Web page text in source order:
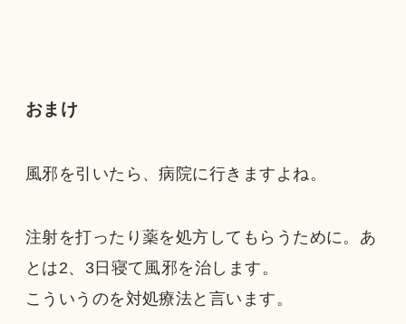
おまけ
風邪を引いたら、病院に行きますよね。
注射を打ったり薬を処方してもらうために。あ
とは2、3日寝て風邪を治します。
こういうのを対処療法と言います。